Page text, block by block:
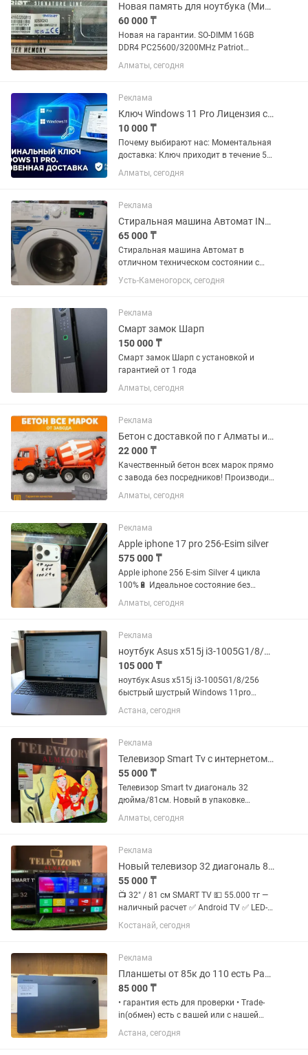
Новая память для ноутбука (Мини PC) 16Gb 3200 DDR4 SO-DIMM
60 000 ₸
Новая на гарантии. SO-DIMM 16GB
DDR4 PC25600/3200MHz Patriot
Signature Line, BOX (PSD416G320081S)
Алматы, сегодня
Реклама
Ключ Windows 11 Pro Лицензия с гарантией (Бессрочно)
10 000 ₸
Почему выбирают нас: Моментальная
доставка: Ключ приходит в течение 5
минут после оплаты. Пожизненная
гарантия: Лицензия не «слетит» через
языки мира: Включая...
Алматы, сегодня
Реклама
Стиральная машина Автомат INDESITINNEX на 7 кг. Гарантия. Доставка. .
65 000 ₸
Стиральная машина Автомат в
отличном техническом состоянии с
загрузкой 7 кг. Гарантия два месяца.
Доставка до подъезда бесплатно.
ПИСАТЬ В .
Усть-Каменогорск, сегодня
Реклама
Смарт замок Шарп
150 000 ₸
Смарт замок Шарп с установкой и
гарантией от 1 года
Алматы, сегодня
Реклама
Бетон с доставкой по г Алматы и области
22 000 ₸
Качественный бетон всех марок прямо
с завода без посредников! Производим
и доставляем бетон всех марок по г.
Алматы и в близлежащие районы! Мы
Алматы, сегодня
Реклама
Apple iphone 17 pro 256-Esim silver
575 000 ₸
Apple iphone 256 E-sim Silver 4 цикла
100%🔋 Идеальное состояние без
сколов трещин и царапин без ремонта
Отправим в регионы 😍 Гарантия
Алматы, сегодня
Реклама
ноутбук Asus x515j i3-1005G1/8/256
105 000 ₸
ноутбук Asus x515j i3-1005G1/8/256
быстрый шустрый Windows 11pro
Microsoft office зарядки оригинал
Астана, сегодня
Реклама
Телевизор Smart Tv с интернетом Wifi Google YouTube новый в упаковке
55 000 ₸
Телевизор Smart tv диагональ 32
дюйма/81см. Новый в упаковке
полная комплектация. Гарантия.
Интернет Wifi Google YouTube Netflix.
usb/hdmi/av/lan.
Алматы, сегодня
Реклама
Новый телевизор 32 диагональ 81 см смарт тв с интернетом
55 000 ₸
📺 32" / 81 см SMART TV 💵 55.000 тг —
наличный расчет ✅ Android TV ✅ LED-
подсветка ✅ 4-ядерный процессор ✅
Память 8 GB ✅ Разрешение HD
Wi-Fi, YouTube, онлайн...
Костанай, сегодня
Реклама
Планшеты от 85к до 110 есть Рассрочка 0 0 12
85 000 ₸
• гарантия есть для проверки • Trade-
in(обмен) есть с вашей или с нашей
доплатой Наш адрес: Г.Астана Ул
Жанкент 96 Брайт Маркет для точной
Астана, сегодня